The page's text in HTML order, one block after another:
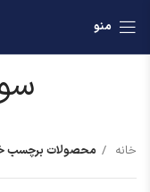
منو
خانه محصولات برچسب